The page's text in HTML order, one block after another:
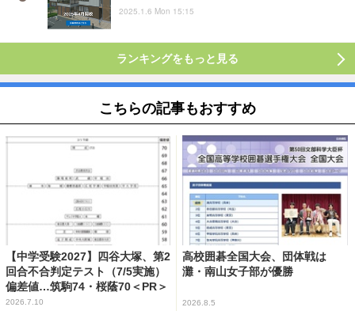
2025.1.6 Mon 15:15
ランキングをもっと見る
こちらの記事もおすすめ
【中学受験2027】四谷大塚、第2
回合不合判定テスト（7/5実施）
偏差値…筑駒74・桜蔭70＜PR＞
2026.7.10
高校囲碁全国大会、団体戦は
灘・南山女子部が優勝
2026.8.5